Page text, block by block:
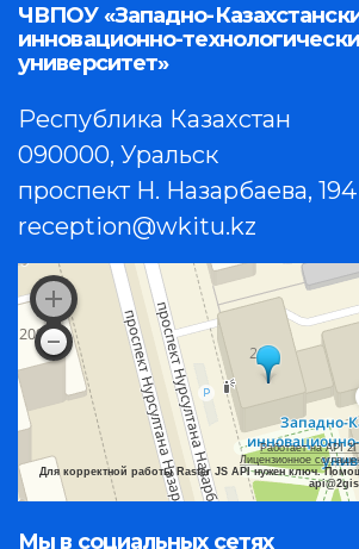
ЧВПОУ «Западно-
инновационно-
университет»
Республика Казахстан
090000, Уральск
проспект Н. Назарбаева, 194
reception@wkitu.kz
Работает на API
Лицензионное
Для корректной работы Raster JS API нужен ключ.
Мы в социальных сетях